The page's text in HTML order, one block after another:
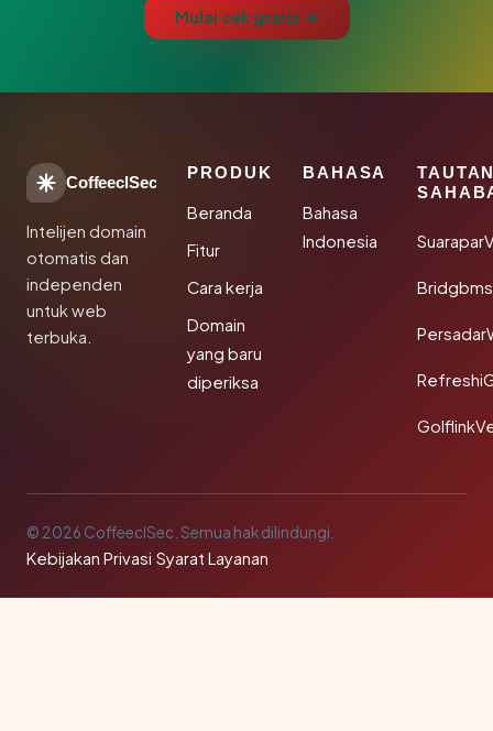
Mulai cek gratis →
CoffeeclSec
Intelijen domain
otomatis dan
independen
untuk web
terbuka.
PRODUK
Beranda
Fitur
Cara kerja
Domain
yang baru
diperiksa
BAHASA
Bahasa
Indonesia
© 2026 CoffeeclSec. Semua hak dilindungi.
Kebijakan Privasi·Syarat Layanan